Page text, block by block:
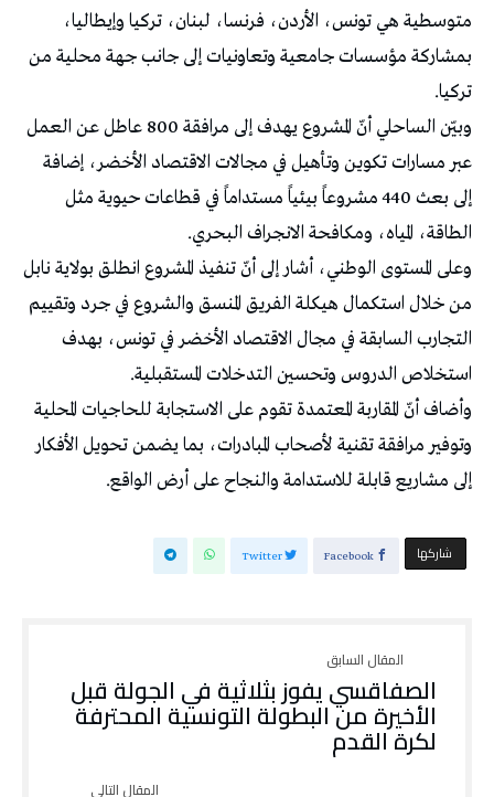
متوسطية هي تونس، الأردن، فرنسا، لبنان، تركيا وإيطاليا،
بمشاركة مؤسسات جامعية وتعاونيات إلى جانب جهة محلية من
تركيا.
وبيّن الساحلي أنّ المشروع يهدف إلى مرافقة 800 عاطل عن العمل
عبر مسارات تكوين وتأهيل في مجالات الاقتصاد الأخضر، إضافة
إلى بعث 440 مشروعاً بيئياً مستداماً في قطاعات حيوية مثل
الطاقة، المياه، ومكافحة الانجراف البحري.
وعلى المستوى الوطني، أشار إلى أنّ تنفيذ المشروع انطلق بولاية نابل
من خلال استكمال هيكلة الفريق المنسق والشروع في جرد وتقييم
التجارب السابقة في مجال الاقتصاد الأخضر في تونس، بهدف
استخلاص الدروس وتحسين التدخلات المستقبلية.
وأضاف أنّ المقاربة المعتمدة تقوم على الاستجابة للحاجيات المحلية
وتوفير مرافقة تقنية لأصحاب المبادرات، بما يضمن تحويل الأفكار
إلى مشاريع قابلة للاستدامة والنجاح على أرض الواقع.
‫‫ شاركها‬ Facebook
Twitter
الصفاقسي يفوز بثلاثية في الجولة قبل
الأخيرة من البطولة التونسية المحترفة
لكرة القدم